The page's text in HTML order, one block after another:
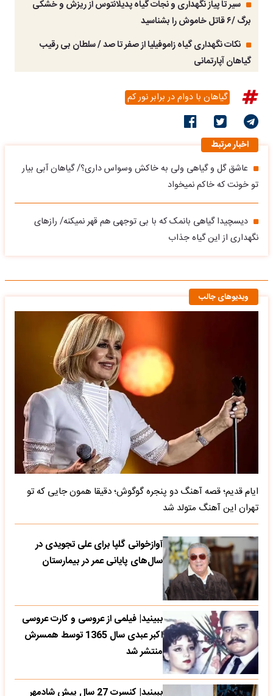
سیر تا پیاز نگهداری و نجات گیاه پدیلانتوس از ریزش و خشکی
برگ /۶ قاتل خاموش را بشناسید
نکات نگهداری گیاه زاموفیلیا از صفر تا صد / سلطان بی رقیب
گیاهان آپارتمانی
گیاهان با دوام در برابر نور کم
اخبار مرتبط
عاشق گل و گیاهی ولی به خاکش وسواس داری؟/ گیاهان آبی بیار
تو خونت که خاکم نمیخواد
دیسچیدا گیاهی بانمک که با بی توجهی هم قهر نمیکنه/ رازهای
نگهداری از این گیاه جذاب
ویدیوهای جالب
ایام قدیم؛ قصه آهنگ دو پنجره گوگوش؛ دقیقا همون جایی که تو
تهران این آهنگ متولد شد
آوازخوانی گلپا برای علی تجویدی در
سال‌های پایانی عمر در بیمارستان
ببینید| فیلمی از عروسی و کارت عروسی
اکبر عبدی سال 1365 توسط همسرش
منتشر شد
ببینید| کنسرت 27 سال پیش شادمهر